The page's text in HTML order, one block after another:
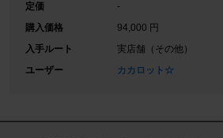
定価
-
購入価格
94,000 円
入手ルート
実店舗（その他）
ユーザー
カカロット☆